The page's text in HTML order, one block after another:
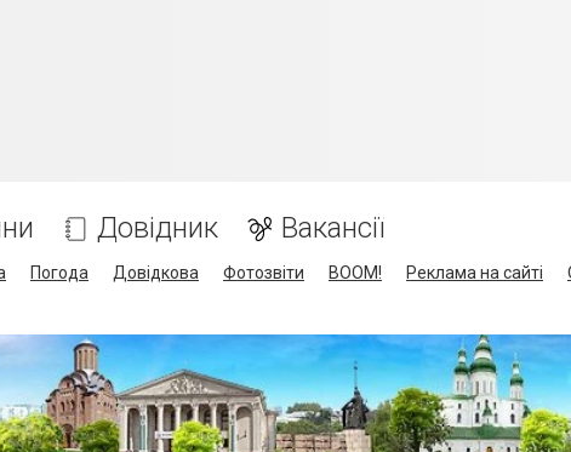
Довідник Вакансії
Погода Довідкова Фотозвіти BOOM! Реклама на сайті